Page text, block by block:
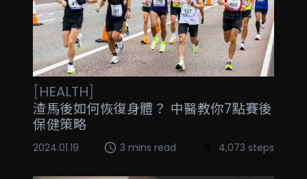
[HEALTH]
渣馬後如何恢復身體？ 中醫教你7點賽後
保健策略
2024.01.19 3 mins read 4,073 steps